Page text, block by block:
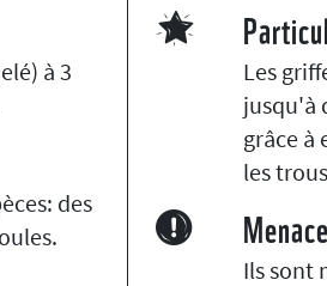
à 3
des
Les
jusqu'à
grâce à
les
Menace
Ils sont